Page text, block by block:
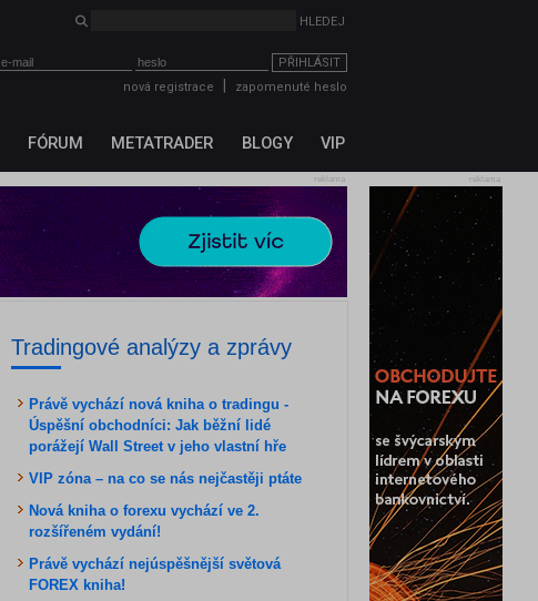
HLEDEJ
PŘIHLÁSIT
nová registrace
zapomenuté heslo
FÓRUM METATRADER BLOGY VIP
reklama
reklama
Tradingové analýzy a zprávy
Právě vychází nová kniha o tradingu -
Úspěšní obchodníci: Jak běžní lidé
porážejí Wall Street v jeho vlastní hře
VIP zóna – na co se nás nejčastěji ptáte
Nová kniha o forexu vychází ve 2.
rozšířeném vydání!
Právě vychází nejúspěšnější světová
FOREX kniha!